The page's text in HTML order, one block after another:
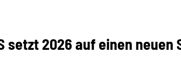
setzt 2026 auf einen